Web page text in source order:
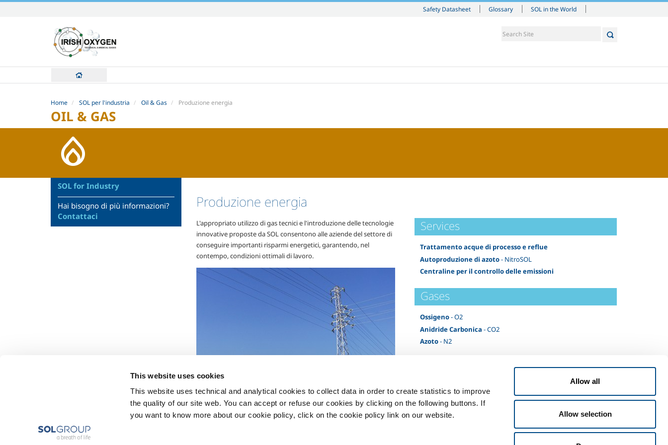
This website uses cookies
This website uses technical and analytical cookies to collect data in order to create statistics to improve
the quality of our site web. You can accept or refuse our cookies by clicking on the following buttons. If
you want to know more about our cookie policy, click on the cookie policy link on our website.
Allow all
Allow selection
Safety Datasheet Glossary SOL in the World
to
content.
navigation
Home SOL per l'industria Oil & Gas Produzione energia
OIL & GAS
Produzione energia
L'appropriato utilizzo di gas tecnici e l'introduzione delle tecnologie
innovative proposte da SOL consentono alle aziende del settore di
conseguire importanti risparmi energetici, garantendo, nel
contempo, condizioni ottimali di lavoro.
Services
Trattamento acque di processo e reflue
Autoproduzione di azoto- NitroSOL
Centraline per il controllo delle emissioni
Gases
Ossigeno- O2
Anidride Carbonica - CO2
Azoto- N2
SOL for Industry
Hai bisogno di più informazioni?
Contattaci